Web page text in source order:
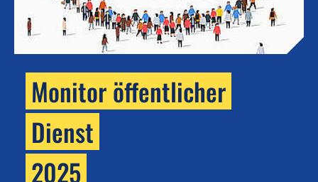
Monitor öffentlicher
Dienst
2025